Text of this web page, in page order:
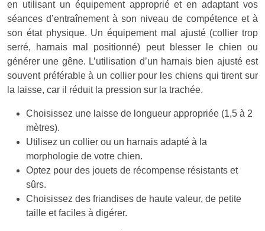
en utilisant un équipement approprié et en adaptant vos
séances d’entraînement à son niveau de compétence et à
son état physique. Un équipement mal ajusté (collier trop
serré, harnais mal positionné) peut blesser le chien ou
générer une gêne. L’utilisation d’un harnais bien ajusté est
souvent préférable à un collier pour les chiens qui tirent sur
la laisse, car il réduit la pression sur la trachée.
Choisissez une laisse de longueur appropriée (1,5 à 2
mètres).
Utilisez un collier ou un harnais adapté à la
morphologie de votre chien.
Optez pour des jouets de récompense résistants et
sûrs.
Choisissez des friandises de haute valeur, de petite
taille et faciles à digérer.